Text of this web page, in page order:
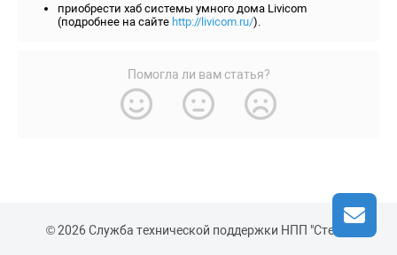
приобрести хаб системы умного дома Livicom
(подробнее на сайте http://livicom.ru/).
Помогла ли вам статья?
© 2026 Служба технической поддержки НПП "Стелс"